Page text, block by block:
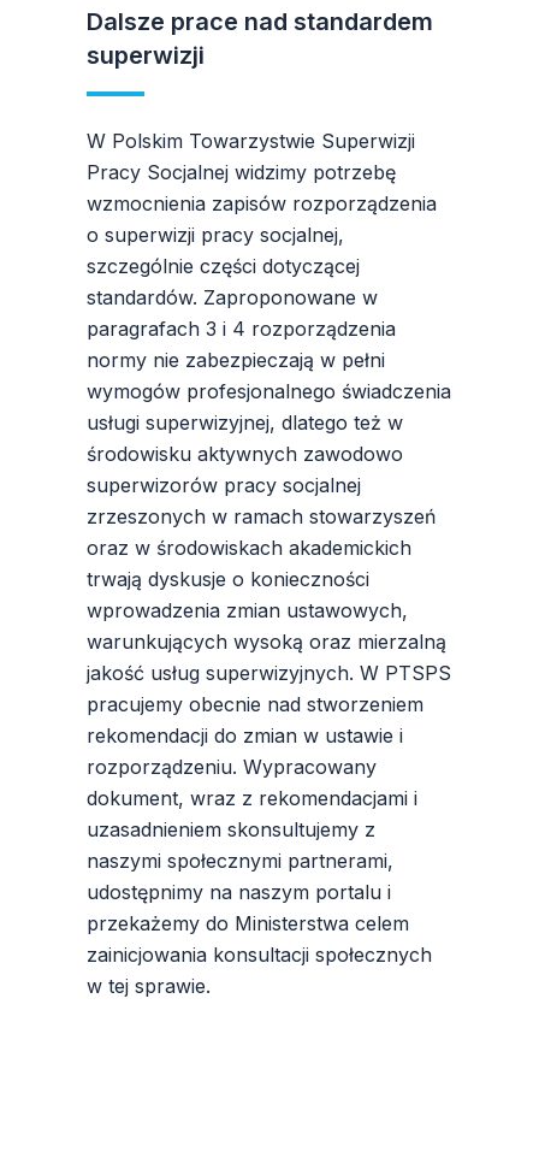
Dalsze prace nad standardem
superwizji
W Polskim Towarzystwie Superwizji
Pracy Socjalnej widzimy potrzebę
wzmocnienia zapisów rozporządzenia
o superwizji pracy socjalnej,
szczególnie części dotyczącej
standardów. Zaproponowane w
paragrafach 3 i 4 rozporządzenia
normy nie zabezpieczają w pełni
wymogów profesjonalnego świadczenia
usługi superwizyjnej, dlatego też w
środowisku aktywnych zawodowo
superwizorów pracy socjalnej
zrzeszonych w ramach stowarzyszeń
oraz w środowiskach akademickich
trwają dyskusje o konieczności
wprowadzenia zmian ustawowych,
warunkujących wysoką oraz mierzalną
jakość usług superwizyjnych. W PTSPS
pracujemy obecnie nad stworzeniem
rekomendacji do zmian w ustawie i
rozporządzeniu. Wypracowany
dokument, wraz z rekomendacjami i
uzasadnieniem skonsultujemy z
naszymi społecznymi partnerami,
udostępnimy na naszym portalu i
przekażemy do Ministerstwa celem
zainicjowania konsultacji społecznych
w tej sprawie.